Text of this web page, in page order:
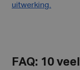
uitwerking.
FAQ: 10